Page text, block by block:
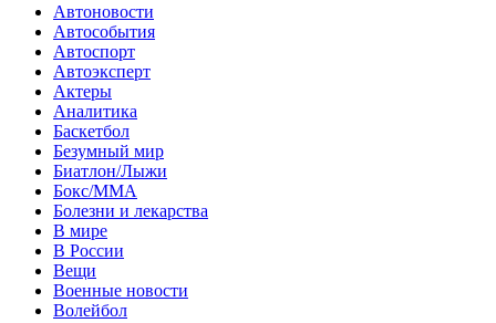
Автоновости
Автособытия
Автоспорт
Автоэксперт
Актеры
Аналитика
Баскетбол
Безумный мир
Биатлон/Лыжи
Бокс/MMA
Болезни и лекарства
В мире
В России
Вещи
Военные новости
Волейбол